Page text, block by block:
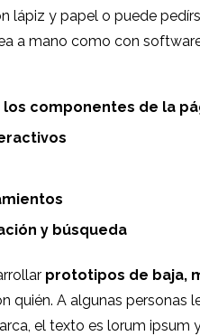
lápiz y papel o puede
a mano como con
los componentes de la
y búsqueda
prototipos de baja,
quién. A algunas
el texto es lorum ipsum